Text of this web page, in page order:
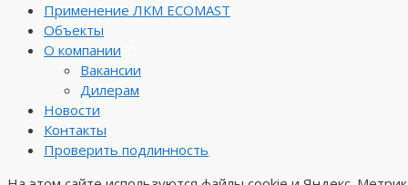
Применение ЛКМ ECOMAST
Объекты
О компании
Вакансии
Дилерам
Новости
Контакты
Проверить подлинность